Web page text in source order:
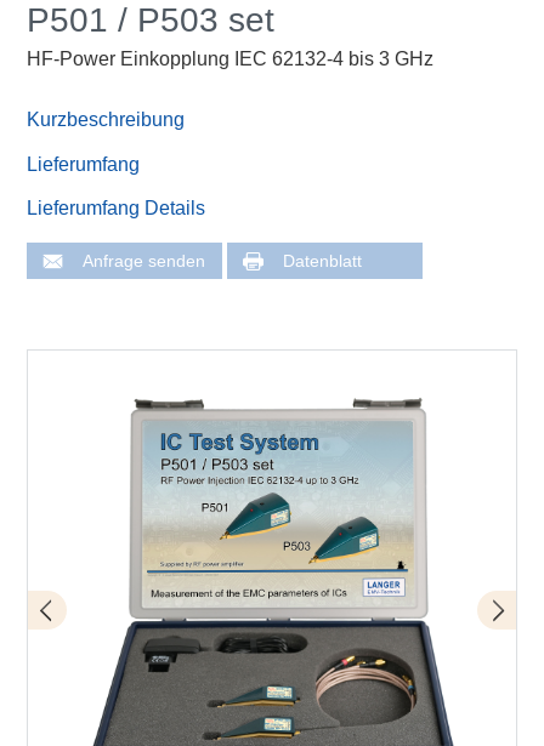
P501 / P503 set
HF-Power Einkopplung IEC 62132-4 bis 3 GHz
Kurzbeschreibung
Lieferumfang
Lieferumfang Details
Anfrage senden Datenblatt
Messplatz mit Probe P503
Lieferumfang P501/P503 set